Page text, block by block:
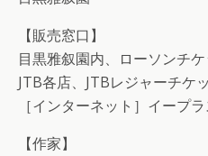
【販売窓口】
目黒雅叙園内、ローソンチケ
JTB各店、JTBレジャーチケ
［インターネット］イープラ
【作家】